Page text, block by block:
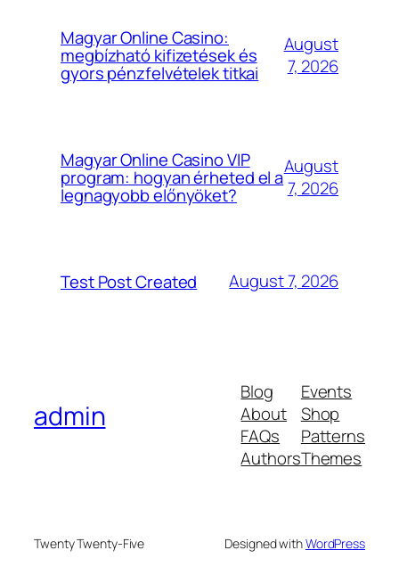
Magyar Online Casino:
megbízható kifizetések és
gyors pénzfelvételek titkai
August
7, 2026
Magyar Online Casino VIP
program: hogyan érheted el a
legnagyobb előnyöket?
August
7, 2026
Test Post Created August 7, 2026
admin
Blog
About
FAQs
Authors
Events
Shop
Patterns
Themes
Twenty Twenty-Five Designed withWordPress